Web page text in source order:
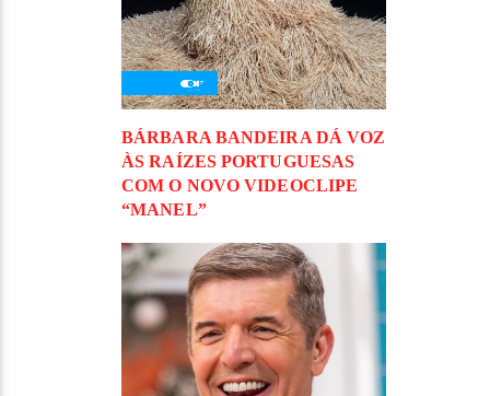
BÁRBARA BANDEIRA DÁ VOZ
ÀS RAÍZES PORTUGUESAS
COM O NOVO VIDEOCLIPE
“MANEL”